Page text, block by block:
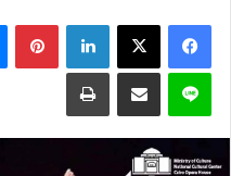
إلكترونيا
لينكدإن
لاين مشاركة عبر البريد طباعة